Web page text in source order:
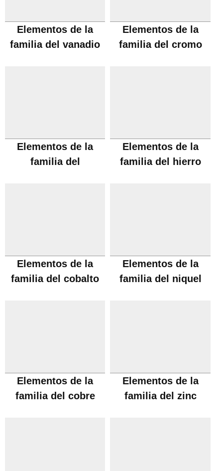
Elementos de la
familia del vanadio
Elementos de la
familia del cromo
Elementos de la
familia del
Elementos de la
familia del hierro
Elementos de la
familia del cobalto
Elementos de la
familia del niquel
Elementos de la
familia del cobre
Elementos de la
familia del zinc